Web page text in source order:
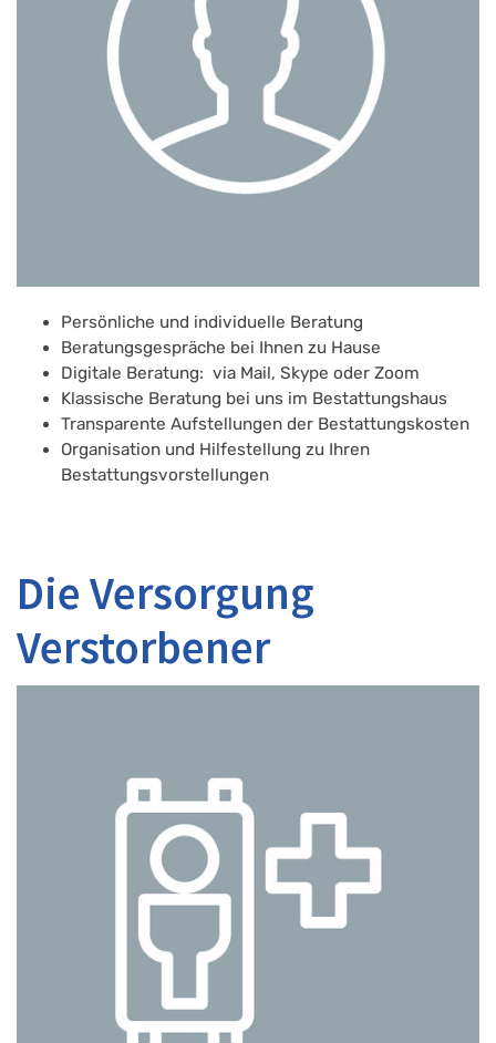
Persönliche und individuelle Beratung
Beratungsgespräche bei Ihnen zu Hause
Digitale Beratung: via Mail, Skype oder Zoom
Klassische Beratung bei uns im Bestattungshaus
Transparente Aufstellungen der Bestattungskosten
Organisation und Hilfestellung zu Ihren
Bestattungsvorstellungen
Die Versorgung
Verstorbener